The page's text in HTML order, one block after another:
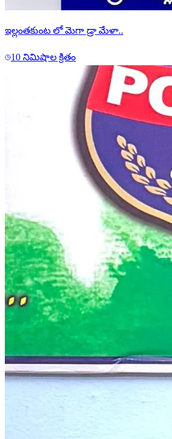
ఇల్లంతకుంట లో మెగా డ్రా మేళా..
10 నిమిషాల క్రితం